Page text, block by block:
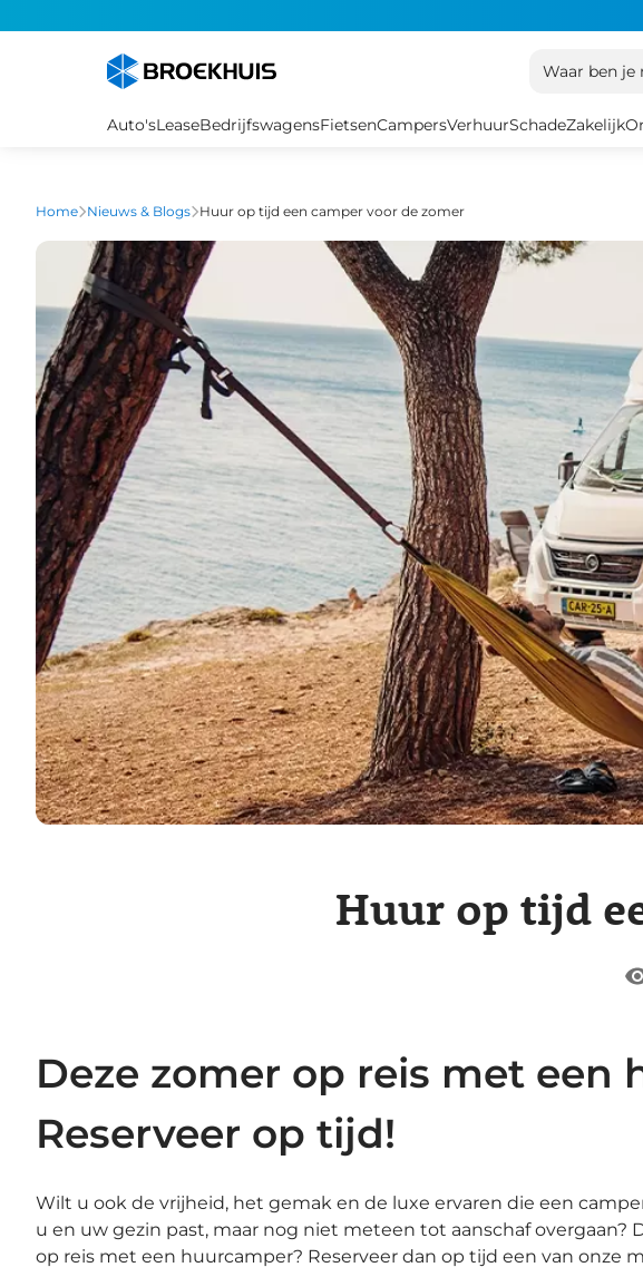
Waar ben je
Auto'sLeaseBedrijfswagensFietsenCampersVerhuurSchadeZakelijk
Home Nieuws & Blogs Huur op tijd een camper voor de zomer
Huur op tijd
Deze zomer op reis met een
Reserveer op tijd!
Wilt u ook de vrijheid, het gemak en de luxe ervaren die een
u en uw gezin past, maar nog niet meteen tot aanschaf overgaan?
op reis met een huurcamper? Reserveer dan op tijd een van onze